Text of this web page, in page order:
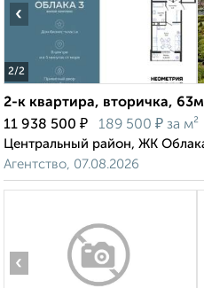
2/2
‹
2-к квартира, вторичка,
11 938 500 ₽ 189 500 ₽ за м²
Центральный район, ЖК
Агентство, 07.08.2026
‹